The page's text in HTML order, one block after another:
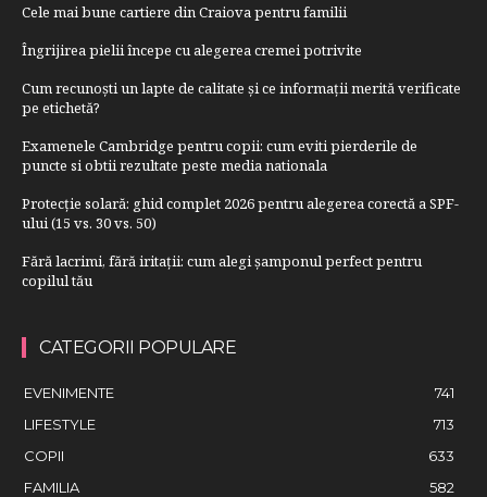
Cele mai bune cartiere din Craiova pentru familii
Îngrijirea pielii începe cu alegerea cremei potrivite
Cum recunoști un lapte de calitate și ce informații merită verificate
pe etichetă?
Examenele Cambridge pentru copii: cum eviti pierderile de
puncte si obtii rezultate peste media nationala
Protecție solară: ghid complet 2026 pentru alegerea corectă a SPF-
ului (15 vs. 30 vs. 50)
Fără lacrimi, fără iritații: cum alegi șamponul perfect pentru
copilul tău
CATEGORII POPULARE
EVENIMENTE
741
LIFESTYLE
713
COPII
633
FAMILIA
582